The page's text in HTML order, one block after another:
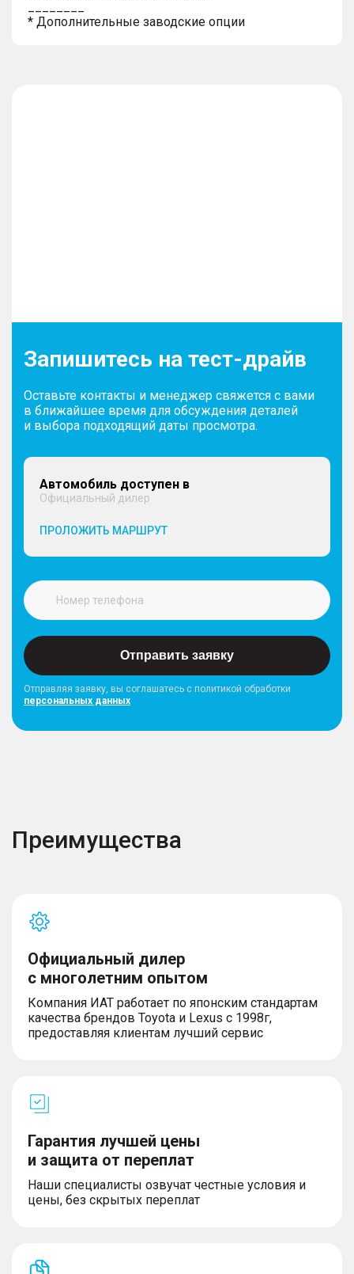
* Дополнительные заводские опции
Запишитесь на тест-драйв
Оставьте контакты и менеджер свяжется с вами
в ближайшее время для обсуждения деталей
и выбора подходящий даты просмотра.
Автомобиль доступен в
Официальный дилер
ПРОЛОЖИТЬ МАРШРУТ
Отправить заявку
Отправляя заявку, вы соглашатесь с политикой обработки
персональных данных
Преимущества
Официальный дилер
с многолетним опытом
Компания ИАТ работает по японским стандартам
качества брендов Toyota и Lexus с 1998г,
предоставляя клиентам лучший сервис
Гарантия лучшей цены
и защита от переплат
Наши специалисты озвучат честные условия и
цены, без скрытых переплат